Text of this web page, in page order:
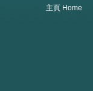
主頁 Home